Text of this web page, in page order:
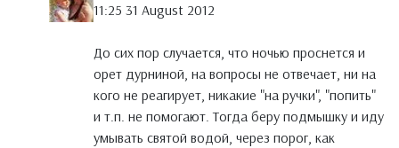
11:25 31 August 2012
До сих пор случается, что ночью проснется и
орет дурниной, на вопросы не отвечает, ни на
кого не реагирует, никакие "на ручки", "попить"
и т.п. не помогают. Тогда беру подмышку и иду
умывать святой водой, через порог, как